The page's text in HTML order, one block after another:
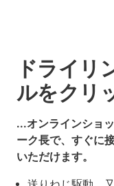
ドライリ
ルをクリ
...オンラインショ
ーク長で、すぐに
いただけます。